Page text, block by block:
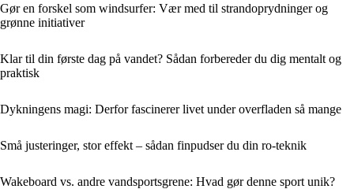
Gør en forskel som windsurfer: Vær med til strandoprydninger og
grønne initiativer
Klar til din første dag på vandet? Sådan forbereder du dig mentalt og
praktisk
Dykningens magi: Derfor fascinerer livet under overfladen så mange
Små justeringer, stor effekt – sådan finpudser du din ro-teknik
Wakeboard vs. andre vandsportsgrene: Hvad gør denne sport unik?